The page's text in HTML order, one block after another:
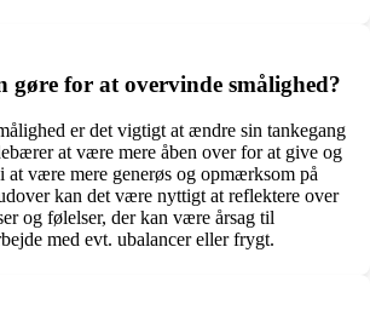
gøre for at overvinde smålighed?
er det vigtigt at ændre sin tankegang
at være mere åben over for at give og
at være mere generøs og opmærksom på
kan det være nyttigt at reflektere over
og følelser, der kan være årsag til
med evt. ubalancer eller frygt.